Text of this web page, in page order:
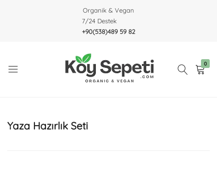
Organik & Vegan
7/24 Destek
+90(538)489 59 82
0
Yaza Hazırlık Seti